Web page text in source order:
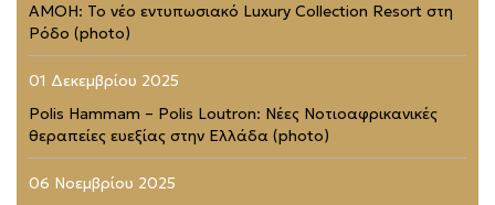
AMOH: Το νέο εντυπωσιακό Luxury Collection Resort στη
Ρόδο (photo)
01 Δεκεμβρίου 2025
Polis Hammam – Polis Loutron: Νέες Νοτιοαφρικανικές
θεραπείες ευεξίας στην Ελλάδα (photo)
06 Νοεμβρίου 2025